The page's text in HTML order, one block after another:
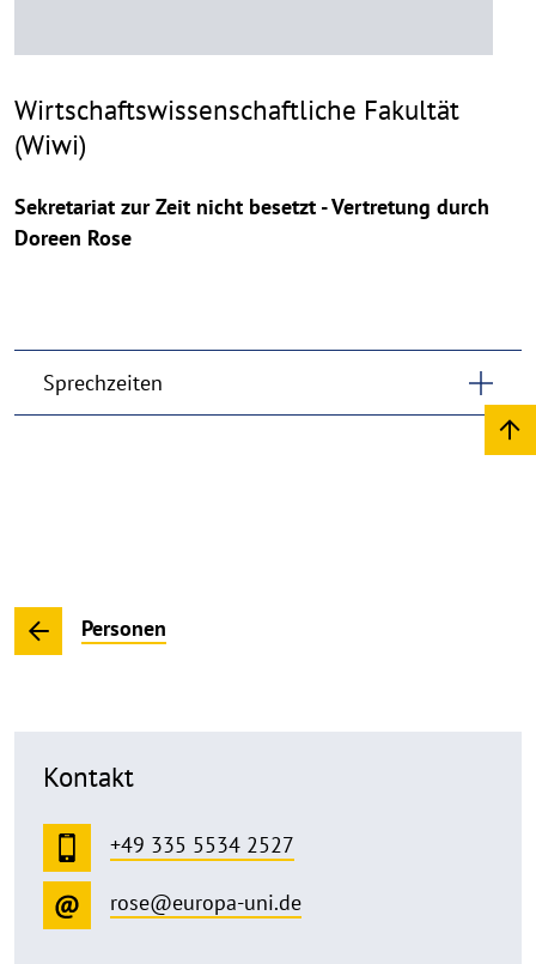
Wirtschaftswissenschaftliche Fakultät
(Wiwi)
Sekretariat zur Zeit nicht besetzt - Vertretung durch
Doreen Rose
Sprechzeiten
Personen
Kontakt
+49 335 5534 2527
rose@europa-uni.de